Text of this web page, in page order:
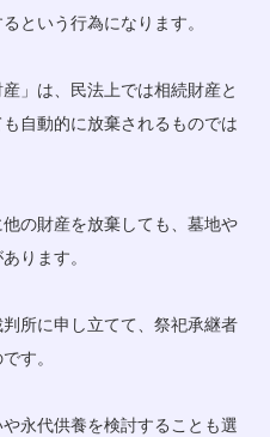
という行為になります。
」は、民法上では相続財産と
自動的に放棄されるものでは
の財産を放棄しても、墓地や
ります。
所に申し立てて、祭祀承継者
す。
永代供養を検討することも選